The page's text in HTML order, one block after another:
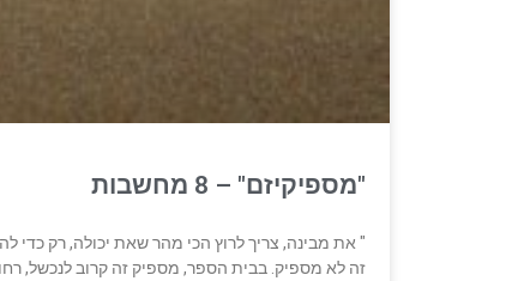
"מספיקיזם" – 8 מחשבות
" את מבינה, צריך לרוץ הכי מהר שאת יכולה, רק
זה לא מספיק. בבית הספר, מספיק זה קרוב לנכשל,